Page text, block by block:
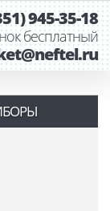
945-35-18
бесплатный